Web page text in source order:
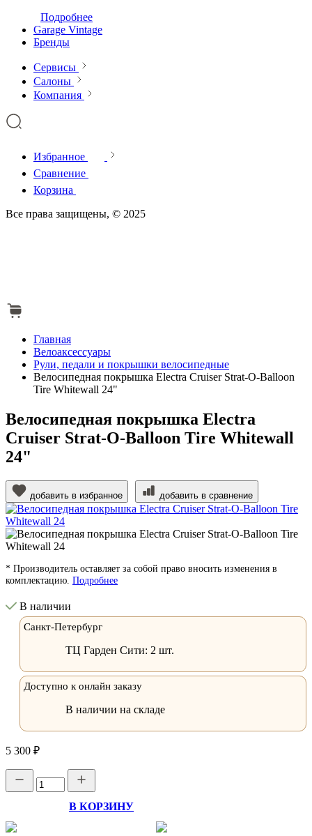
Подробнее
Garage Vintage
Бренды
Сервисы
Салоны
Компания
Избранное
Сравнение
Корзина
Все права защищены, © 2025
Главная
Велоаксессуары
Рули, педали и покрышки велосипедные
Велосипедная покрышка Electra Cruiser Strat-O-Balloon
Tire Whitewall 24"
Велосипедная покрышка Electra
Cruiser Strat-O-Balloon Tire Whitewall
24"
добавить в избранное добавить в сравнение
* Производитель оставляет за собой право вносить изменения в
комплектацию. Подробнее
В наличии
Санкт-Петербург
ТЦ Гарден Сити: 2 шт.
Доступно к онлайн заказу
В наличии на складе
5 300 ₽
В КОРЗИНУ